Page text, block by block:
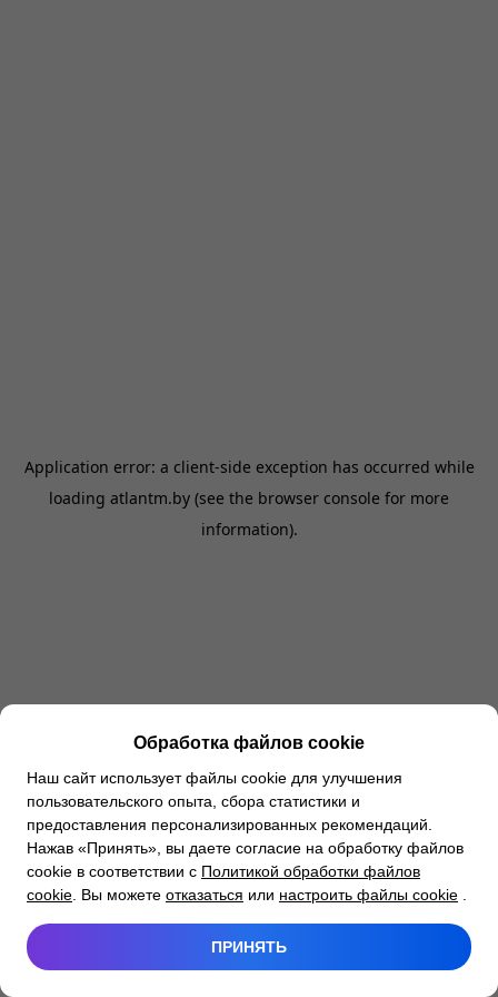
Application error: a client-side exception has occurred while
loading atlantm.by (see the browser console for more
information).
Обработка файлов cookie
Наш сайт использует файлы cookie для улучшения
пользовательского опыта, сбора статистики и
предоставления персонализированных рекомендаций.
Нажав «Принять», вы даете согласие на обработку файлов
cookie в соответствии с Политикой обработки файлов
cookie . Вы можете отказаться или настроить файлы cookie
ПРИНЯТЬ